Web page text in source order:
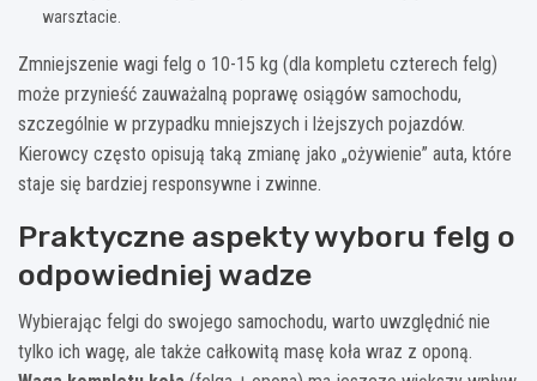
warsztacie.
Zmniejszenie wagi felg o 10-15 kg (dla kompletu czterech felg)
może przynieść zauważalną poprawę osiągów samochodu,
szczególnie w przypadku mniejszych i lżejszych pojazdów.
Kierowcy często opisują taką zmianę jako „ożywienie” auta, które
staje się bardziej responsywne i zwinne.
Praktyczne aspekty wyboru felg o
odpowiedniej wadze
Wybierając felgi do swojego samochodu, warto uwzględnić nie
tylko ich wagę, ale także całkowitą masę koła wraz z oponą.